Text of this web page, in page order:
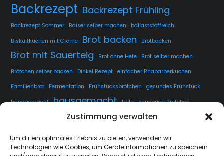
Zustimmung verwalten
Um dir ein optimales Erlebnis zu bieten, verwenden wir
Technologien wie Cookies, um Geräteinformationen zu speichern
Backrezept Backrezept Frühling
Backrezept Sommer Baiser selber machen ballaststoffreich
Biskuitkuchen mit Creme Brot backen Brotbacken
Brot mit Sauerteig Brot ohne Hefe
Brot selber machen
Brötchen selber backen
Dinkel Rezept
einfacher Rhabarberkuchen
Familienbrot
Fermentation Frühstücksbrötchen gesundes Frühstück
handgemacht hausgemacht Hefe knusprige Brötchen
kuchen lange Teigführung Langzeitführung
Sauerteig
Sauerteig fermentieren Sauerteig Rezept selbstgemacht Sesam